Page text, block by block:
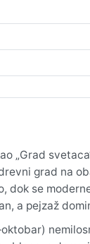
„Grad
grad na
dok se
a pejzaž